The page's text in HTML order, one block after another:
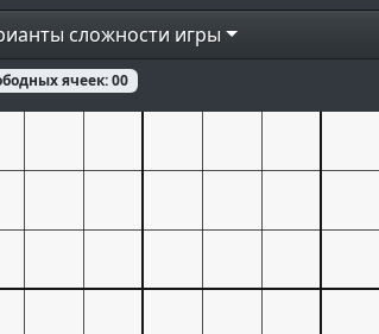
сложности игры
ячеек:00